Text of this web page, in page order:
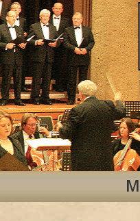
Anton Verlag
Musik- und